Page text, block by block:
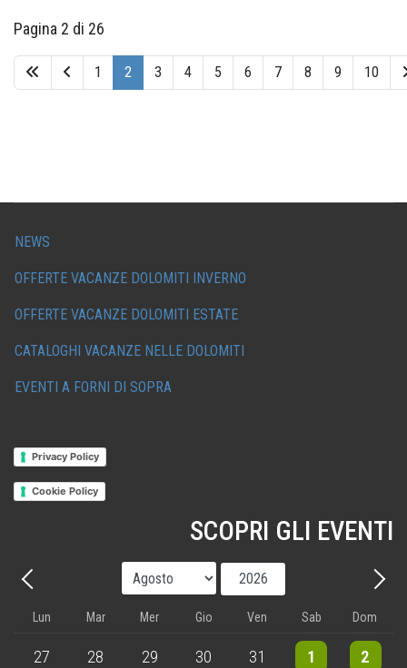
Pagina 2 di 26
1 2 3 4 5 6 7 8 9 10
NEWS
OFFERTE VACANZE DOLOMITI INVERNO
OFFERTE VACANZE DOLOMITI ESTATE
CATALOGHI VACANZE NELLE DOLOMITI
EVENTI A FORNI DI SOPRA
Privacy Policy
Cookie Policy
SCOPRI GLI EVENTI
Precedente - Mese
Anno
Lun Mar Mer Gio Ven Sab Dom
27
3 events 28
4 events 29
5 events 30
5 events 31
5 events 1
9 events 2
8 events